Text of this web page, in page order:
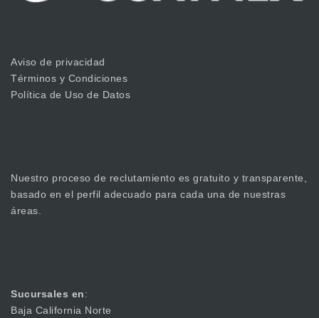
Aviso de privacidad
Términos y Condiciones
Política de Uso de Datos
Nuestro proceso de reclutamiento es gratuito y transparente,
basado en el perfil adecuado para cada una de nuestras
áreas.
Sucursales en:
Baja California Norte